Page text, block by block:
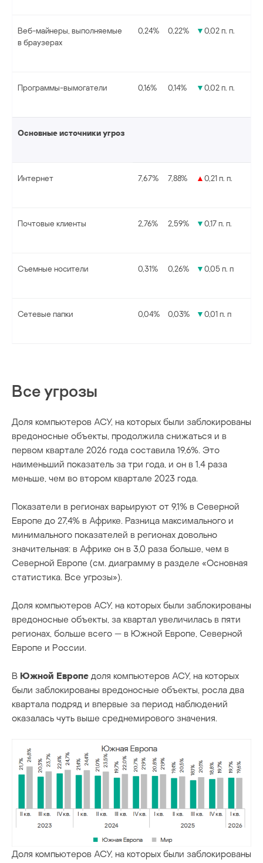
Веб-майнеры, выполняемые
в браузерах
0,24% 0,22% ▼0,02 п. п.
Программы-вымогатели 0,16% 0,14% ▼0,02 п. п.
Основные источники угроз
Интернет 7,67% 7,88% ▲0,21 п. п.
Почтовые клиенты 2,76% 2,59% ▼0,17 п. п.
Съемные носители 0,31% 0,26% ▼0,05 п. п
Сетевые папки 0,04% 0,03% ▼0,01 п. п
Все угрозы
Доля компьютеров АСУ, на которых были заблокированы
вредоносные объекты, продолжила снижаться и в
первом квартале 2026 года составила 19,6%. Это
наименьший показатель за три года, и он в 1,4 раза
меньше, чем во втором квартале 2023 года.
Показатели в регионах варьируют от 9,1% в Северной
Европе до 27,4% в Африке. Разница максимального и
минимального показателей в регионах довольно
значительная: в Африке он в 3,0 раза больше, чем в
Северной Европе (см. диаграмму в разделе «Основная
статистика. Все угрозы»).
Доля компьютеров АСУ, на которых были заблокированы
вредоносные объекты, за квартал увеличилась в пяти
регионах, больше всего — в Южной Европе, Северной
Европе и России.
В Южной Европе доля компьютеров АСУ, на которых
были заблокированы вредоносные объекты, росла два
квартала подряд и впервые за период наблюдений
оказалась чуть выше среднемирового значения.
Доля компьютеров АСУ, на которых были заблокированы